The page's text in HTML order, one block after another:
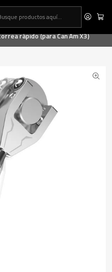
especialista en equipamiento ATV
rápido (para Can Am X3)